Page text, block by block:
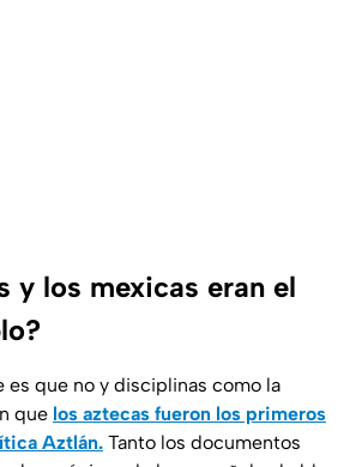
y los mexicas eran el
es que no y disciplinas como la
que los aztecas fueron los primeros
Aztlán. Tanto los documentos